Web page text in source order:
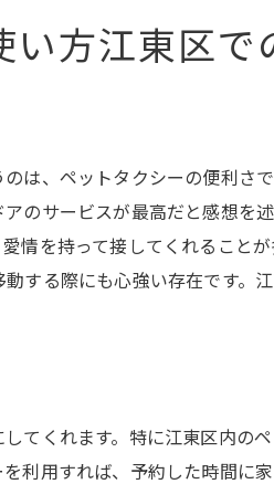
タクシーの未来江東区でのさら
技術がもたらすペットタクシー
ットタクシーが地域に与える影
ペットタクシーサービスの未来を
世代ペットタクシーの可能性
方江東区で
は、ペットタクシーの便利さ
のサービスが最高だと感想を
情を持って接してくれること
する際にも心強い存在です。
てくれます。特に江東区内の
利用すれば、予約した時間に